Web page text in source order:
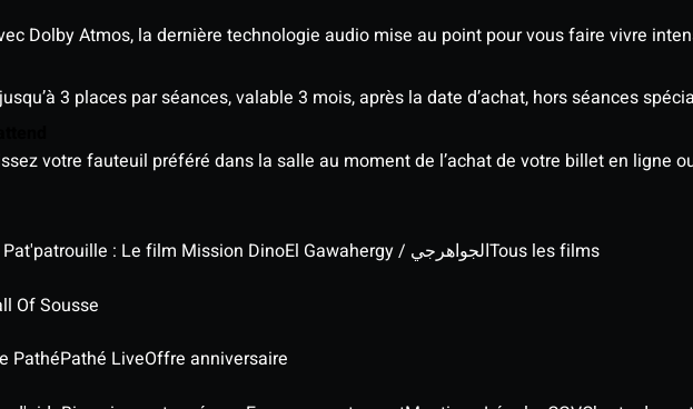
Dolby Atmos, la dernière technologie audio mise au point pour vous faire vivre
3 places par séances, valable 3 mois, après la date d’achat, hors séances
votre fauteuil préféré dans la salle au moment de l’achat de votre billet en ligne
Pat'patrouille : Le film Mission Dino El Gawahergy / الجواهرجيTous les films
Of Sousse
PathéPathé LiveOffre anniversaire